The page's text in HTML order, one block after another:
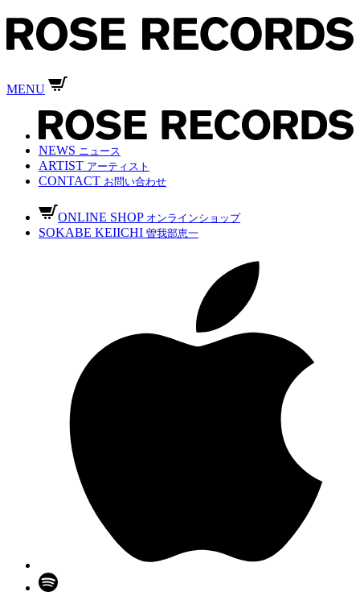
MENU
NEWS ニュース
ARTIST アーティスト
CONTACT お問い合わせ
ONLINE SHOP オンラインショップ
SOKABE KEIICHI 曽我部恵一